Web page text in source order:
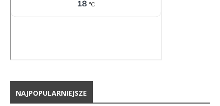
NAJPOPULARNIEJSZE